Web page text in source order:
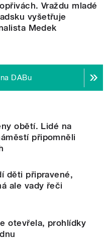
Vraždu mladé
vyšetřuje
Medek
DABu
obětí. Lidé na
připomněli
děti připravené,
ale vady řeči
otevřela, prohlídky